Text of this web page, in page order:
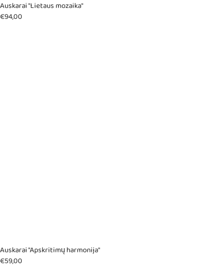
Auskarai "Lietaus mozaika"
€94,00
Auskarai "Apskritimų harmonija"
€59,00